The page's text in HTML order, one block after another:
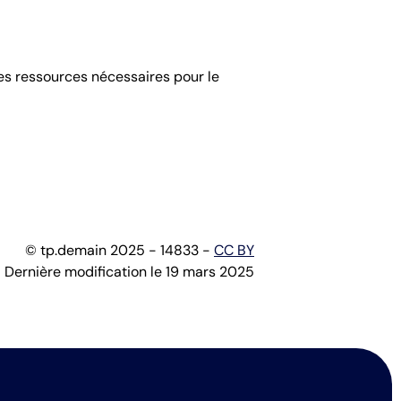
ressources nécessaires pour le
© tp.demain 2025 - 14833 - CC BY
Dernière modification le 19 mars 2025